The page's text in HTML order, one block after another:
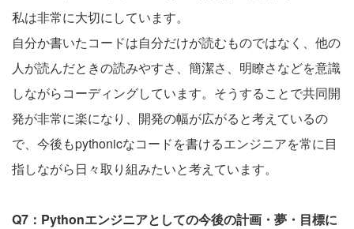
私は非常に大切にしています。
自分か書いたコードは自分だけが読むものではなく、他の
人が読んだときの読みやすさ、簡潔さ、明瞭さなどを意識
しながらコーディングしています。そうすることで共同開
発が非常に楽になり、開発の幅が広がると考えているの
で、今後もpythonicなコードを書けるエンジニアを常に目
指しながら日々取り組みたいと考えています。
Q7：Pythonエンジニアとしての今後の計画・夢・目標に